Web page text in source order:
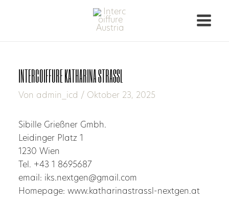
INTERCOIFFURE KATHARINA STRASSL
Von admin_icd / Oktober 23, 2025
Sibille Grießner Gmbh.
Leidinger Platz 1
1230 Wien
Tel. +43 1 8695687
email: iks.nextgen@gmail.com
Homepage: www.katharinastrassl-nextgen.at